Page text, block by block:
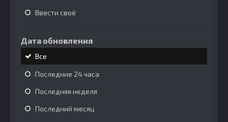
Ввести своё
Дата обновления
Все
Последние 24 часа
Последняя неделя
Последний месяц